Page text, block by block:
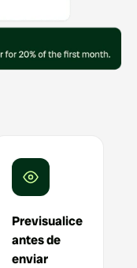
Previsualice
antes de
enviar